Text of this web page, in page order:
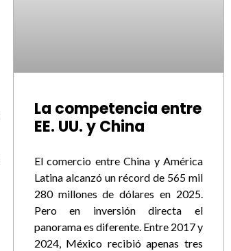
La competencia entre
EE. UU. y China
El comercio entre China y América
Latina alcanzó un récord de 565 mil
280 millones de dólares en 2025.
Pero en inversión directa el
panorama es diferente. Entre 2017 y
2024, México recibió apenas tres